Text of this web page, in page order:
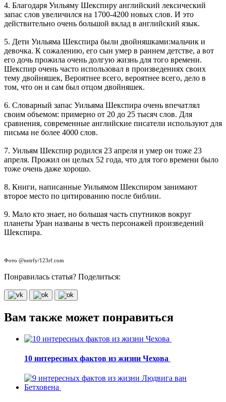
4. Благодаря Уильяму Шекспиру английский лексический
запас слов увеличился на 1700-4200 новых слов. И это
действительно очень большой вклад в английский язык.
5. Дети Уильяма Шекспира были двойняшками:мальчик и
девочка. К сожалению, его сын умер в раннем детстве, а вот
его дочь прожила очень долгую жизнь для того времени.
Шекспир очень часто использовал в произведениях своих
тему двойняшек, Вероятнее всего, вероятнее всего, дело в
том, что он и сам был отцом двойняшек.
6. Словарный запас Уильяма Шекспира очень впечатлял
своим объемом: примерно от 20 до 25 тысяч слов. Для
сравнения, современные английские писатели используют для
письма не более 4000 слов.
7. Уильям Шекспир родился 23 апреля и умер он тоже 23
апреля. Прожил он целых 52 года, что для того времени было
тоже очень даже хорошо.
8. Книги, написанные Уильямом Шекспиром занимают
второе место по цитированию после библии.
9. Мало кто знает, но большая часть спутников вокруг
планеты Уран названы в честь персонажей произведений
Шекспира.
Фото @neirfy/123rf.com
Понравилась статья? Поделиться:
Вам также может понравиться
10 интересных фактов из жизни Чехова